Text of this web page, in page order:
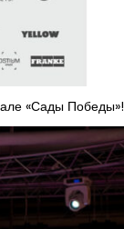
«Сады Победы»!